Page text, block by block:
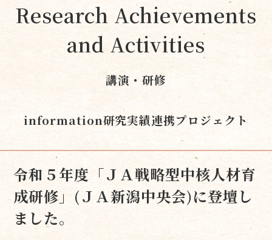
Research Achievements
and Activities
講演・研修
information研究実績連携プロジェクト
令和５年度「ＪＡ戦略型中核人材育
成研修」(ＪＡ新潟中央会)に登壇し
ました。